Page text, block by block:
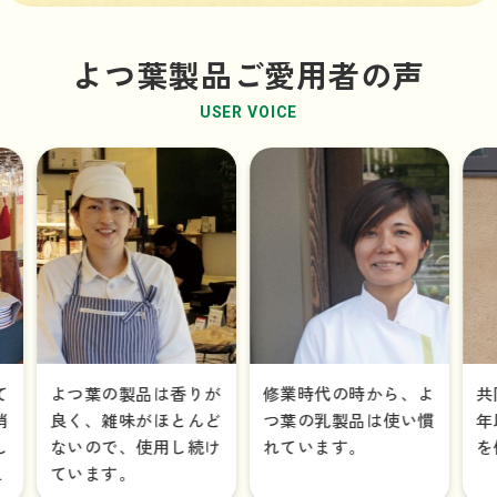
ヨーグルトクリームのクレープブーケ 北海
おうちでできる！北海道♪バターサンド バタ
シーザーサラダ風 北海道♪ドレッシング ごろ
野菜のミルクチヂミ 夏野
トマトとなすとクリームチーズのキッシュ ヨー
いちごのカップケーキ パイ
♪と
しい
ワン
スープお惣菜 北海
♪と
しい
ワン
アイスクリーム 北海
北海道牛しゃぶサラダ クリームチーズだれ キム
一覧を見る
ズ＆ ミルクたっぷり おかずレシピ
よつ
シピ
一覧を見る
よつ葉製品ご愛用者の声
USER VOICE
つ葉の製品は香りが
く、雑味がほとんど
いので、使用し続け
います。
修業時代の時から、よ
つ葉の乳製品は使い慣
れています。
共同購
年以上
を使用